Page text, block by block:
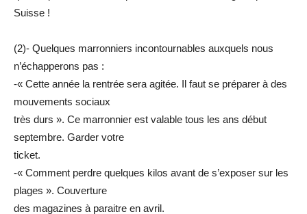
Suisse !
(2)- Quelques marronniers incontournables auxquels nous
n’échapperons pas :
-« Cette année la rentrée sera agitée. Il faut se préparer à des
mouvements sociaux
très durs ». Ce marronnier est valable tous les ans début
septembre. Garder votre
ticket.
-« Comment perdre quelques kilos avant de s’exposer sur les
plages ». Couverture
des magazines à paraitre en avril.